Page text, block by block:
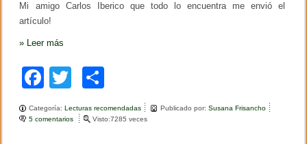
Mi amigo Carlos Iberico que todo lo encuentra me envió el
artículo!
» Leer más
F
a
c
tt
m
Categoría:Lecturas recomendadas Publicado por:Susana Frisancho
5 comentarios
Visto:7285 veces